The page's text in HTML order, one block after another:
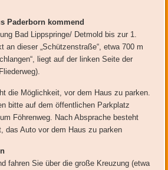
Paderborn kommend
Bad Lippspringe/ Detmold bis zur 1.
an dieser „Schützenstraße“, etwa 700 m
liegt auf der linken Seite der
die Möglichkeit, vor dem Haus zu parken.
bitte auf dem öffentlichen Parkplatz
Föhrenweg. Nach Absprache besteht
das Auto vor dem Haus zu parken
fahren Sie über die große Kreuzung (etwa